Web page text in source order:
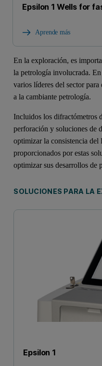
Epsilon 1 Wells for
Aprende más
En la exploración, es
la petrología involucrada.
varios líderes del sector
a la cambiante petrología.
Incluidos los difractómetros
perforación y soluciones de
optimizar la consistencia
proporcionados por estas
optimizar sus desarrollos de
SOLUCIONES PARA LA
Epsilon 1